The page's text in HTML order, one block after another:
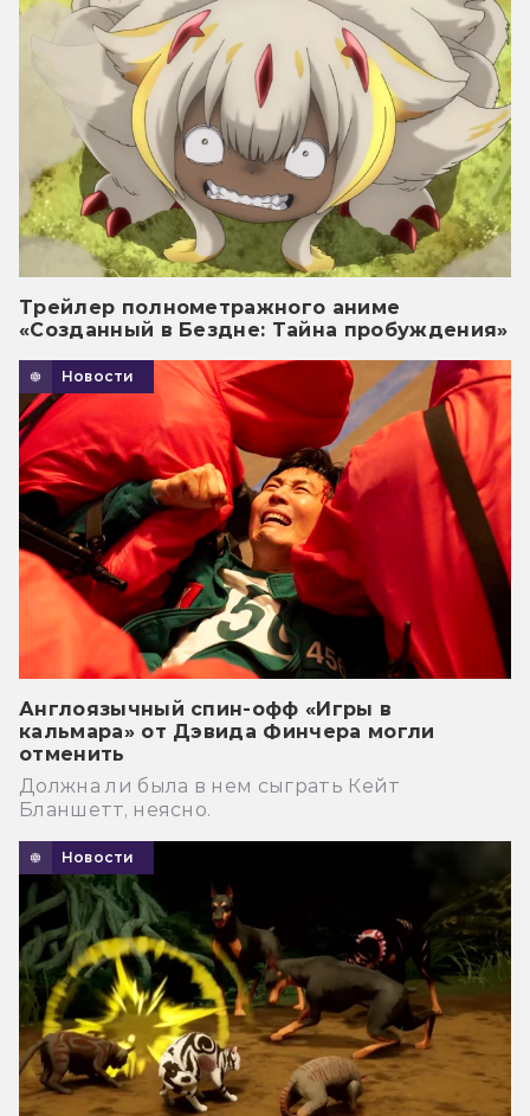
Трейлер полнометражного аниме
«Созданный в Бездне: Тайна пробуждения»
Новости
Англоязычный спин-офф «Игры в
кальмара» от Дэвида Финчера могли
отменить
Должна ли была в нем сыграть Кейт
Бланшетт, неясно.
Новости